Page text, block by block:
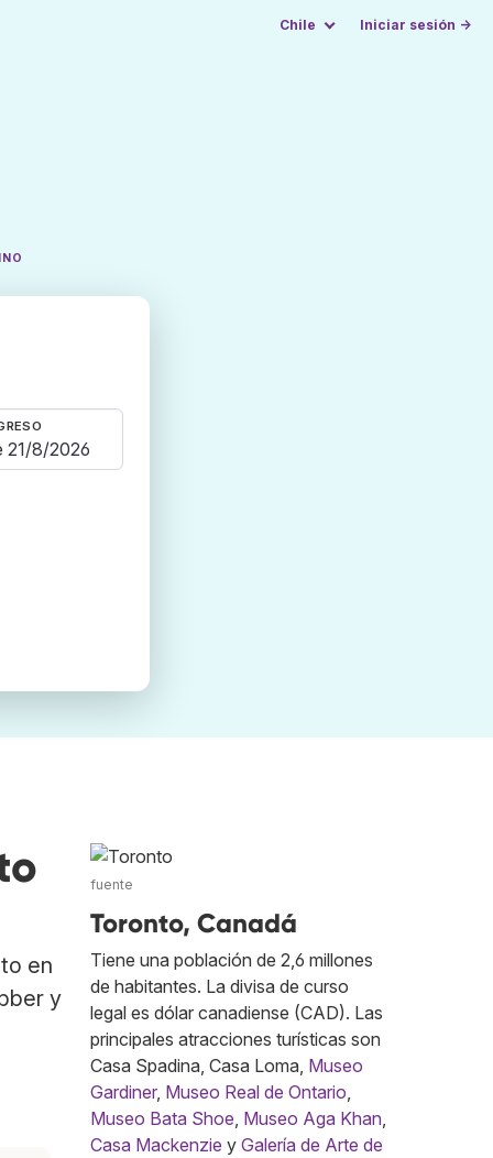
Chile Iniciar sesión →
en
y
fuente
Toronto, Canadá
Tiene una población de 2,6 millones
de habitantes. La divisa de curso
legal es dólar canadiense (CAD). Las
principales atracciones turísticas son
Casa Spadina, Casa Loma, Museo
Gardiner, Museo Real de Ontario,
Museo Bata Shoe, Museo Aga Khan,
Casa Mackenzie y Galería de Arte de